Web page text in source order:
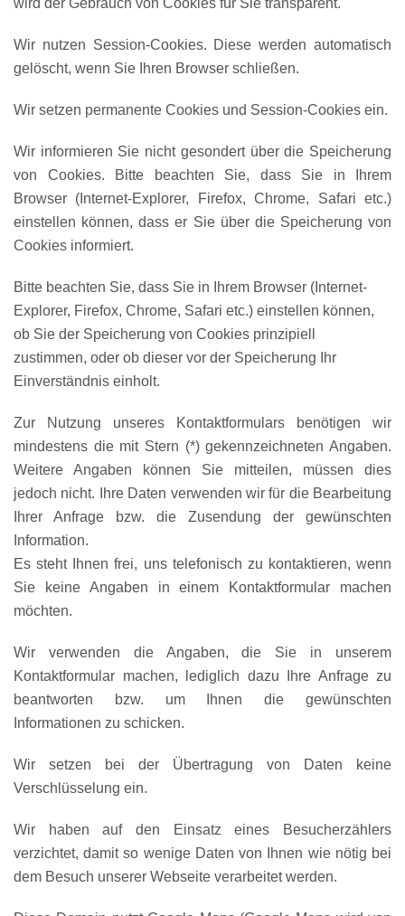
wird der Gebrauch von Cookies für Sie transparent.
Wir nutzen Session-Cookies. Diese werden automatisch
gelöscht, wenn Sie Ihren Browser schließen.
Wir setzen permanente Cookies und Session-Cookies ein.
Wir informieren Sie nicht gesondert über die Speicherung
von Cookies. Bitte beachten Sie, dass Sie in Ihrem
Browser (Internet-Explorer, Firefox, Chrome, Safari etc.)
einstellen können, dass er Sie über die Speicherung von
Cookies informiert.
Bitte beachten Sie, dass Sie in Ihrem Browser (Internet-
Explorer, Firefox, Chrome, Safari etc.) einstellen können,
ob Sie der Speicherung von Cookies prinzipiell
zustimmen, oder ob dieser vor der Speicherung Ihr
Einverständnis einholt.
Zur Nutzung unseres Kontaktformulars benötigen wir
mindestens die mit Stern (*) gekennzeichneten Angaben.
Weitere Angaben können Sie mitteilen, müssen dies
jedoch nicht. Ihre Daten verwenden wir für die Bearbeitung
Ihrer Anfrage bzw. die Zusendung der gewünschten
Information.
Es steht Ihnen frei, uns telefonisch zu kontaktieren, wenn
Sie keine Angaben in einem Kontaktformular machen
möchten.
Wir verwenden die Angaben, die Sie in unserem
Kontaktformular machen, lediglich dazu Ihre Anfrage zu
beantworten bzw. um Ihnen die gewünschten
Informationen zu schicken.
Wir setzen bei der Übertragung von Daten keine
Verschlüsselung ein.
Wir haben auf den Einsatz eines Besucherzählers
verzichtet, damit so wenige Daten von Ihnen wie nötig bei
dem Besuch unserer Webseite verarbeitet werden.